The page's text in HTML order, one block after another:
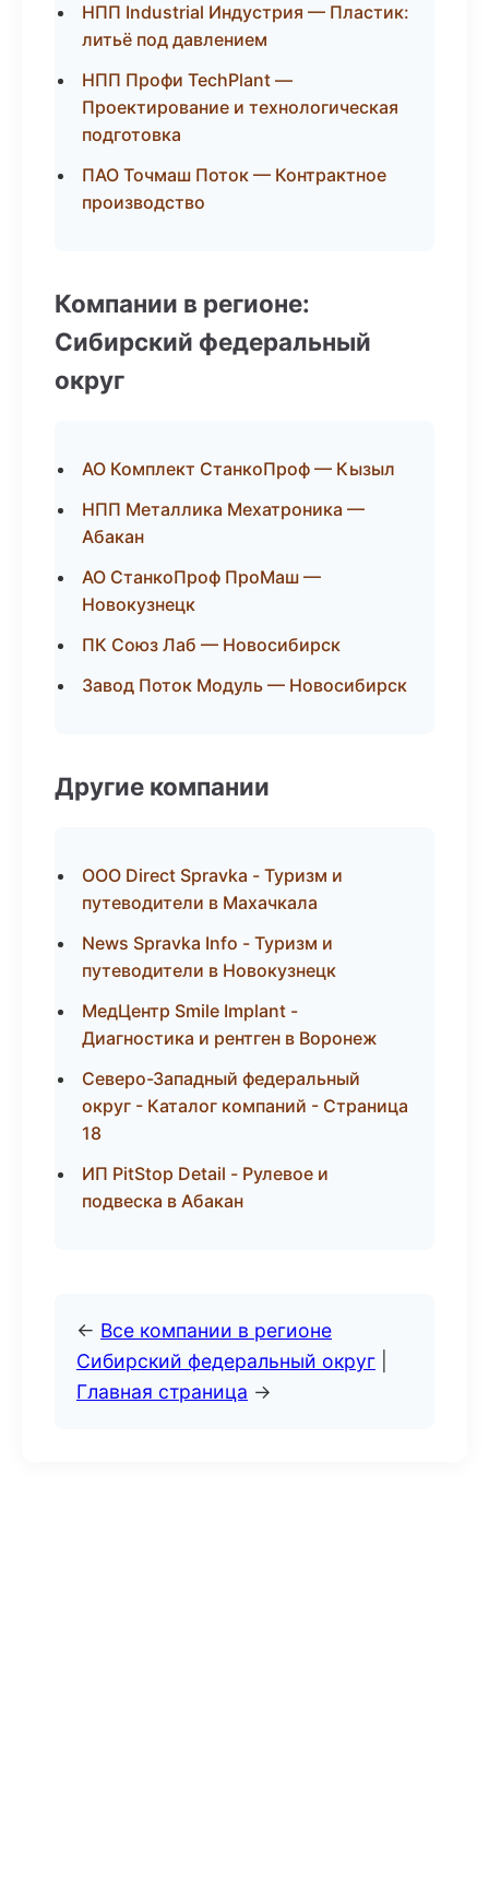
НПП Industrial Индустрия — Пластик:
литьё под давлением
НПП Профи TechPlant —
Проектирование и технологическая
подготовка
ПАО Точмаш Поток — Контрактное
производство
Компании в регионе:
Сибирский федеральный
округ
АО Комплект СтанкоПроф — Кызыл
НПП Металлика Мехатроника —
Абакан
АО СтанкоПроф ПроМаш —
Новокузнецк
ПК Союз Лаб — Новосибирск
Завод Поток Модуль — Новосибирск
Другие компании
ООО Direct Spravka - Туризм и
путеводители в Махачкала
News Spravka Info - Туризм и
путеводители в Новокузнецк
МедЦентр Smile Implant -
Диагностика и рентген в Воронеж
Северо-Западный федеральный
округ - Каталог компаний - Страница
18
ИП PitStop Detail - Рулевое и
подвеска в Абакан
← Все компании в регионе
Сибирский федеральный округ
Главная страница →